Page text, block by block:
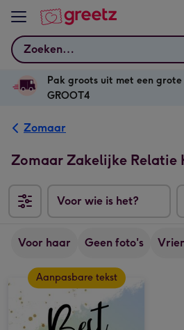
Bekijk meer
Zoeken
Pak groots uit met een
GROOT4
Zomaar
Zomaar Zakelijke Relatie
Voor wie is het?
Voor haar Geen foto's
Aanpasbare tekst